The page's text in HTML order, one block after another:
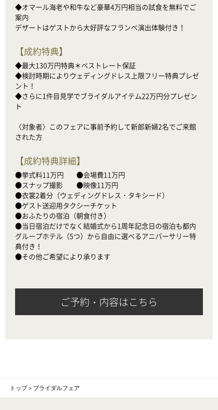
◆オマール海老や和牛など豪華4万円相当の試食を無料でご
案内
デザートはゲストから大好評なフランベ演出体験付き！
【成約特典】
◆最大130万円特典＊ベストレート保証
◆検討時期によりウェディングドレス上限フリー特典プレゼ
ント！
◆さらに1件目見学でブライダルアイテム22万円分プレゼン
ト
〈対象者〉このフェアに事前予約して新郎新婦2名でご来館
された方
【成約特典詳細】
●挙式料11万円　    ●会場費11万円
●スナップ撮影　　●映像11万円
●衣裳2着分（ウェディングドレス・タキシード）
●ゲスト送迎用タクシーチケット
●おふたりの宿泊（朝食付き）
●当日宿泊だけでなく結婚式から1周年記念日の宿泊も都内
グループホテル（5つ）から自由に選べるアニバーサリー特
典付き！
●その他ご希望により承ります
ご予約・内容はこちら
トップ＞ ブライダルフェア